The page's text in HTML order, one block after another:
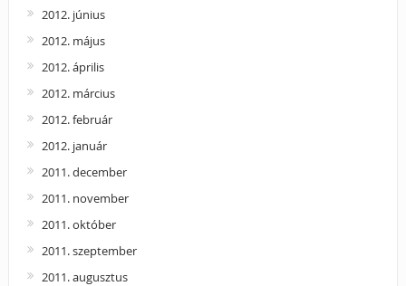
2012. június
2012. május
2012. április
2012. március
2012. február
2012. január
2011. december
2011. november
2011. október
2011. szeptember
2011. augusztus